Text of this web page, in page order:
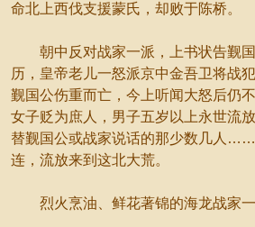
命北上西伐支援蒙氏，却败于陈桥。
朝中反对战家一派，上书状告觐国
历，皇帝老儿一怒派京中金吾卫将战
觐国公伤重而亡，今上听闻大怒后仍
女子贬为庶人，男子五岁以上永世流
替觐国公或战家说话的那少数几人
连，流放来到这北大荒。
烈火烹油、鲜花著锦的海龙战家一